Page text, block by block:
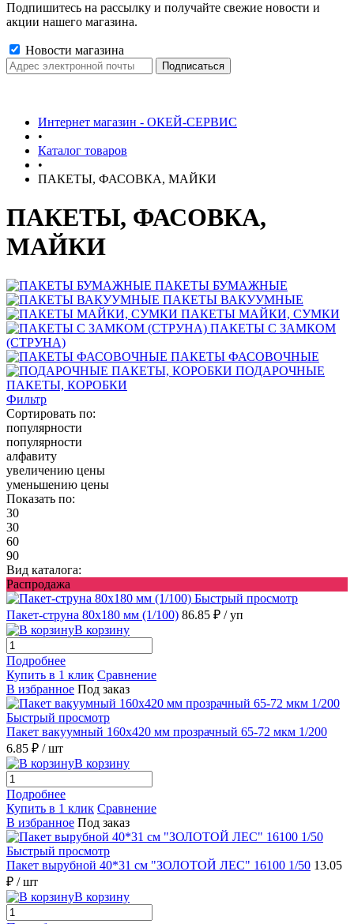
Подпишитесь на рассылку и получайте свежие новости и
акции нашего магазина.
Новости магазина
Интернет магазин - ОКЕЙ-СЕРВИС
•
Каталог товаров
•
ПАКЕТЫ, ФАСОВКА, МАЙКИ
ПАКЕТЫ, ФАСОВКА,
МАЙКИ
ПАКЕТЫ БУМАЖНЫЕ
ПАКЕТЫ ВАКУУМНЫЕ
ПАКЕТЫ МАЙКИ, СУМКИ
ПАКЕТЫ С ЗАМКОМ
(СТРУНА)
ПАКЕТЫ ФАСОВОЧНЫЕ
ПОДАРОЧНЫЕ
ПАКЕТЫ, КОРОБКИ
Фильтр
Сортировать по:
популярности
популярности
алфавиту
увеличению цены
уменьшению цены
Показать по:
30
30
60
90
Вид каталога:
Распродажа
Быстрый просмотр
Пакет-струна 80х180 мм (1/100) 86.85 ₽ / уп
В корзину
Подробнее
Купить в 1 клик Сравнение
В избранное Под заказ
Быстрый просмотр
Пакет вакуумный 160х420 мм прозрачный 65-72 мкм 1/200
6.85 ₽ / шт
В корзину
Подробнее
Купить в 1 клик Сравнение
В избранное Под заказ
Быстрый просмотр
Пакет вырубной 40*31 см "ЗОЛОТОЙ ЛЕС" 16100 1/50 13.05
₽ / шт
В корзину